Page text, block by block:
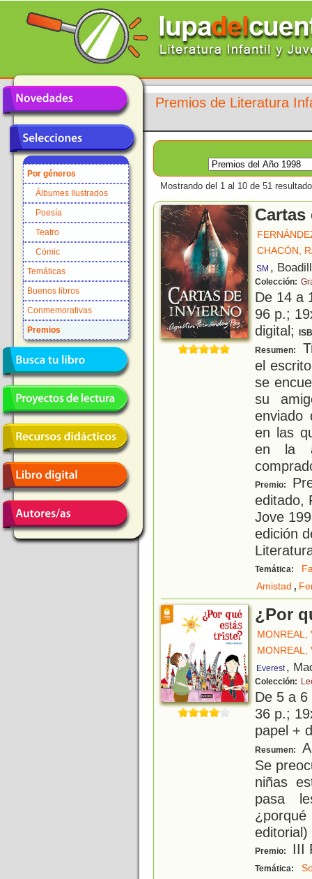
Por géneros
Álbumes Ilustrados
Poesía
Teatro
Cómic
Temáticas
Buenos libros
Conmemorativas
Premios
Premios de Literatura
Mostrando del 1 al 10 de 51
CHACÓN,
SM ,
Colección:
De 14 a
96 p.;
digital;
Resumen:
el
se
su
enviado
en las
en la
Premio:
editado,
Jove
edición
Temática:
Amistad ,
¿Por
MONREAL,
MONREAL,
Everest ,
Colección:
De 5 a
36 p.;
papel +
Resumen:
Se
niñas
pasa
editorial)
Premio: III
Temática: